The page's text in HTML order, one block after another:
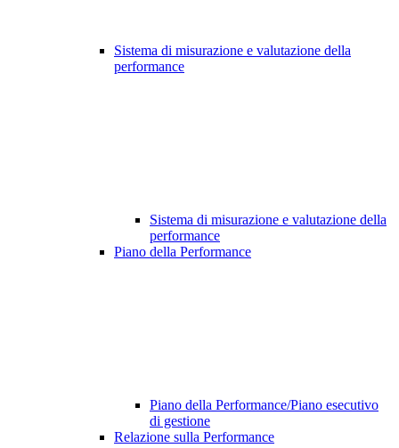
Sistema di misurazione e valutazione della
performance
Sistema di misurazione e valutazione della
performance
Piano della Performance
Piano della Performance/Piano esecutivo
di gestione
Relazione sulla Performance